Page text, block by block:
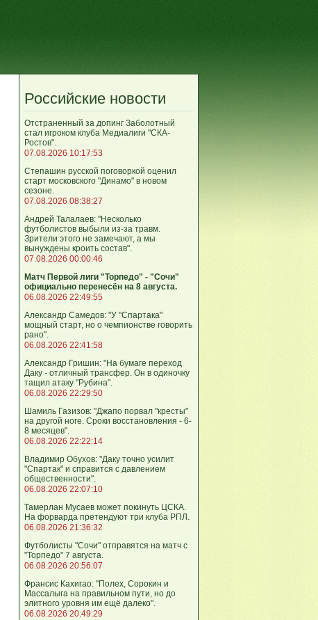
Российские новости
Отстраненный за допинг Заболотный
стал игроком клуба Медиалиги "СКА-
Ростов".
07.08.2026 10:17:53
Степашин русской поговоркой оценил
старт московского "Динамо" в новом
сезоне.
07.08.2026 08:38:27
Андрей Талалаев: "Несколько
футболистов выбыли из-за травм.
Зрители этого не замечают, а мы
вынуждены кроить состав".
07.08.2026 00:00:46
Матч Первой лиги "Торпедо" - "Сочи"
официально перенесён на 8 августа.
06.08.2026 22:49:55
Александр Самедов: "У "Спартака"
мощный старт, но о чемпионстве говорить
рано".
06.08.2026 22:41:58
Александр Гришин: "На бумаге переход
Даку - отличный трансфер. Он в одиночку
тащил атаку "Рубина".
06.08.2026 22:29:50
Шамиль Газизов: "Джапо порвал "кресты"
на другой ноге. Сроки восстановления - 6-
8 месяцев".
06.08.2026 22:22:14
Владимир Обухов: "Даку точно усилит
"Спартак" и справится с давлением
общественности".
06.08.2026 22:07:10
Тамерлан Мусаев может покинуть ЦСКА.
На форварда претендуют три клуба РПЛ.
06.08.2026 21:36:32
Футболисты "Сочи" отправятся на матч с
"Торпедо" 7 августа.
06.08.2026 20:56:07
Франсис Кахигао: "Полех, Сорокин и
Массалыга на правильном пути, но до
элитного уровня им ещё далеко".
06.08.2026 20:49:29